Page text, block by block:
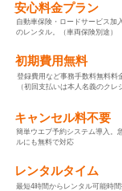
​ 安心料金プラン
自動車保険・ロードサービス加
のレンタル。（車両保険別途）
​初期費用無料
登録費用など事務手数料無料料
（初回支払いは本人名義のクレ
​キャンセル料不要
簡単ウエブ予約システム導入。
ルにも無料で対応
​ レンタルタイム
最短4時間からレンタル可能時